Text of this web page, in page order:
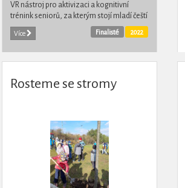
VR nástroj pro aktivizaci a kognitivní
trénink seniorů, za kterým stojí mladí čeští
tvůrci, ale který už pomohl ve více...
Více 2022
Finalisté
Rosteme se stromy